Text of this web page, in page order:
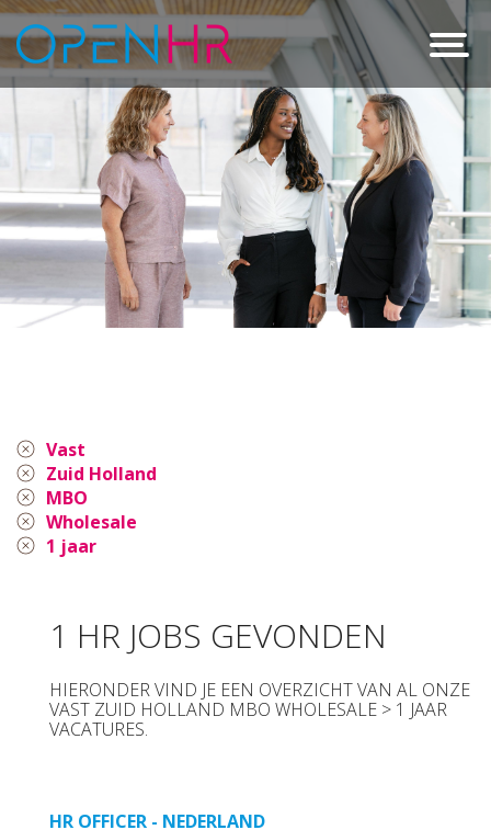
Vast
Zuid Holland
MBO
Wholesale
1 jaar
1 HR JOBS GEVONDEN
HIERONDER VIND JE EEN OVERZICHT VAN AL ONZE
VAST ZUID HOLLAND MBO WHOLESALE > 1 JAAR
VACATURES.
HR OFFICER - NEDERLAND